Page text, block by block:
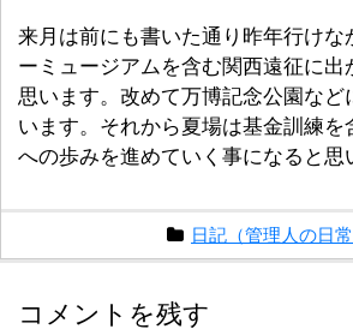
来月は前にも書いた通り昨年行けな
ーミュージアムを含む関西遠征に出
思います。改めて万博記念公園など
います。それから夏場は基金訓練を
への歩みを進めていく事になると思
日記（管理人の日常
コメントを残す